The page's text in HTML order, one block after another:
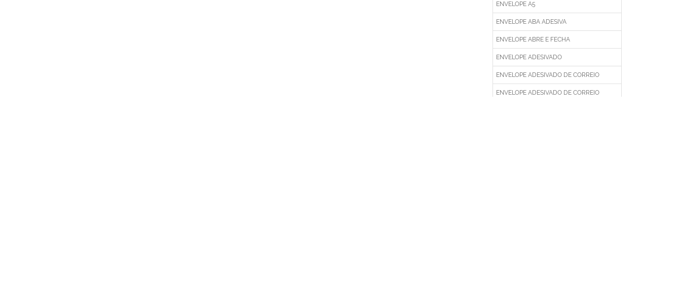
ENVELOPE A5
ENVELOPE ABA ADESIVA
ENVELOPE ABRE E FECHA
ENVELOPE ADESIVADO
ENVELOPE ADESIVADO DE CORREIO
ENVELOPE ADESIVADO DE CORREIO